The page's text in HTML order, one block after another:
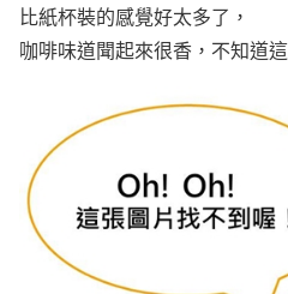
比紙杯裝的感覺好太多了，
咖啡味道聞起來很香，不知道